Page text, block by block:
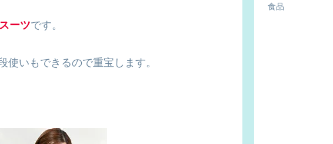
ーツです。
いもできるので重宝します。
食品